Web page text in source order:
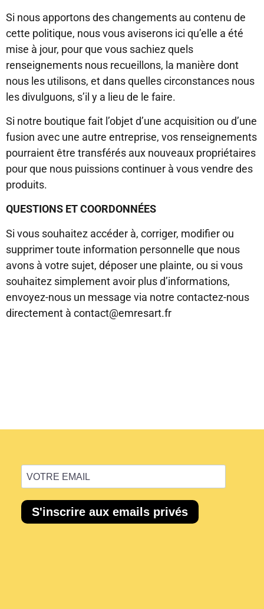
Si nous apportons des changements au contenu de
cette politique, nous vous aviserons ici qu’elle a été
mise à jour, pour que vous sachiez quels
renseignements nous recueillons, la manière dont
nous les utilisons, et dans quelles circonstances nous
les divulguons, s’il y a lieu de le faire.
Si notre boutique fait l’objet d’une acquisition ou d’une
fusion avec une autre entreprise, vos renseignements
pourraient être transférés aux nouveaux propriétaires
pour que nous puissions continuer à vous vendre des
produits.
QUESTIONS ET COORDONNÉES
Si vous souhaitez accéder à, corriger, modifier ou
supprimer toute information personnelle que nous
avons à votre sujet, déposer une plainte, ou si vous
souhaitez simplement avoir plus d’informations,
envoyez-nous un message via notre contactez-nous
directement à contact@emresart.fr